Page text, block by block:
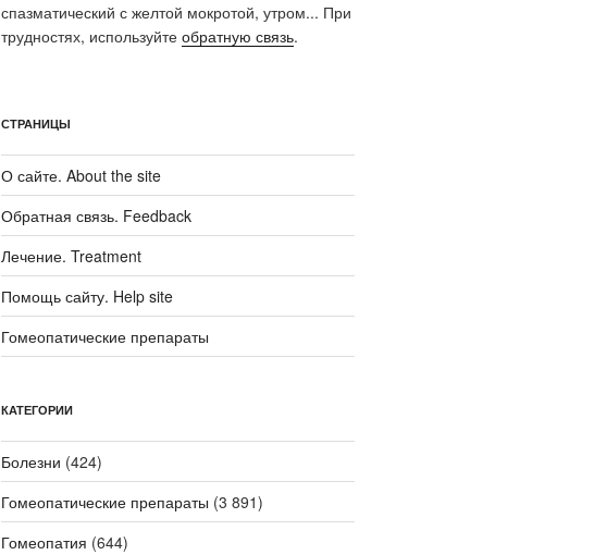
спазматический с желтой мокротой, утром... При
трудностях, используйте обратную связь.
СТРАНИЦЫ
О сайте. About the site
Обратная связь. Feedback
Лечение. Treatment
Помощь сайту. Help site
Гомеопатические препараты
КАТЕГОРИИ
Болезни (424)
Гомеопатические препараты (3 891)
Гомеопатия (644)